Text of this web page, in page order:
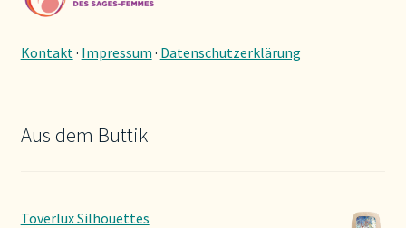
Kontakt· Impressum · Datenschutzerklärung
Aus dem Buttik
Toverlux Silhouettes